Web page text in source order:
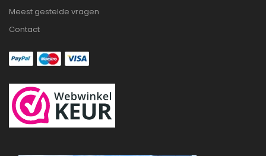
Meest gestelde vragen
Contact